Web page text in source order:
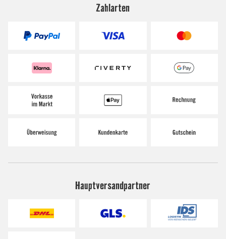
Zahlarten
Hauptversandpartner